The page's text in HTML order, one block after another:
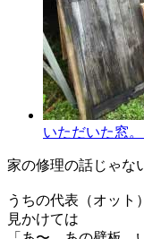
いただいた窓
家の修理の話じゃな
うちの代表（オット
見かけては